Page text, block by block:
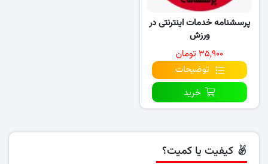
پرسشنامه خدمات اینترنتی در
ورزش
۳۵,۹۰۰ تومان
توضیحات
خرید
کیفیت یا کمیت؟